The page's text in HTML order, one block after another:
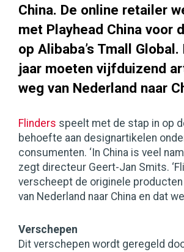
China. De online retailer
met Playhead China voor
op Alibaba’s Tmall
jaar moeten vijfduizend
weg van Nederland naar
Flinders speelt met de stap in op
behoefte aan designartikelen
consumenten. ‘In China is veel
zegt directeur Geert-Jan Smits.
verscheept de originele
van Nederland naar China en dat
Verschepen
Dit verschepen wordt geregeld